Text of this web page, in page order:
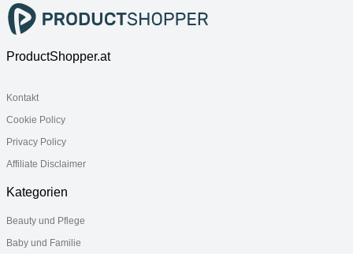
Edelstahl
verchromt
ProductShopper.at
Kontakt
Cookie Policy
Privacy Policy
Affiliate Disclaimer
Kategorien
Beauty und Pflege
Baby und Familie